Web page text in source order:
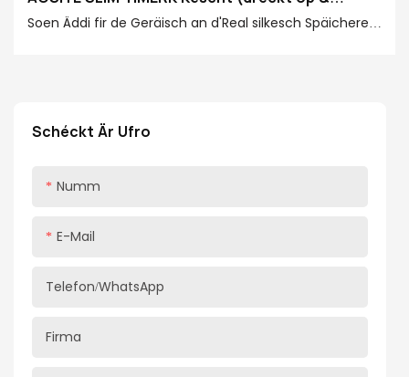
Schéckt Är Ufro
Numm
E-Mail
Telefon/WhatsApp
Firma
Softgeschoss)
Soen Äddi fir de Geräisch an d'Real silkesch Späichere